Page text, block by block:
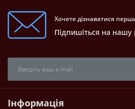
Хочете дізнаватися
Підпишіться на нашу
Інформація